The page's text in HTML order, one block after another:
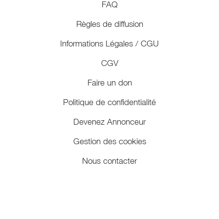
FAQ
Règles de diffusion
Informations Légales / CGU
CGV
Faire un don
Politique de confidentialité
Devenez Annonceur
Gestion des cookies
Nous contacter